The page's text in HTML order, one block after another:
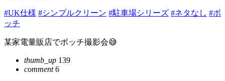
#UK仕様 #シンプルクリーン #駐車場シリーズ #ネタなし #ボ
ッチ
某家電量販店でボッチ撮影会😅
thumb_up 139
comment6